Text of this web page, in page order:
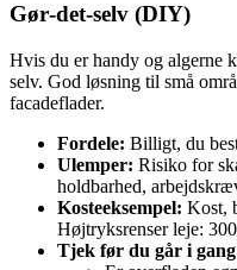
Gør‑det‑selv (DIY)
Hvis du er handy og algerne
selv. God løsning til små
facadeflader.
Fordele: Billigt, du
Ulemper: Risiko for
holdbarhed,
Kosteeksempel: Kost,
Højtryksrenser leje:
Tjek før du går i